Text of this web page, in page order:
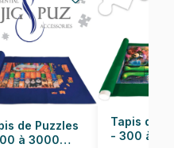
1000 pièces
x 48 cm
de Puzzles
à 3000
Tapis de
- 300 à